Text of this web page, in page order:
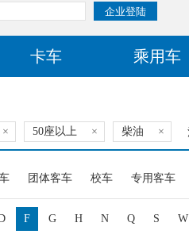
卡车 乘用车
× 50座以上 × 柴油 ×
团体客车 校车 专用客车
F G H N Q S W